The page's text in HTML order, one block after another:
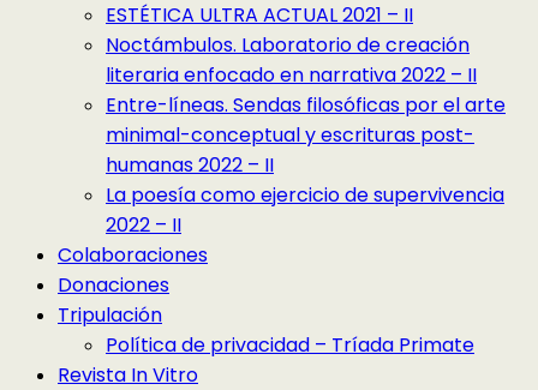
ESTÉTICA ULTRA ACTUAL 2021 – II
Noctámbulos. Laboratorio de creación
literaria enfocado en narrativa 2022 – II
Entre-líneas. Sendas filosóficas por el arte
minimal-conceptual y escrituras post-
humanas 2022 – II
La poesía como ejercicio de supervivencia
2022 – II
Colaboraciones
Donaciones
Tripulación
Política de privacidad – Tríada Primate
Revista In Vitro